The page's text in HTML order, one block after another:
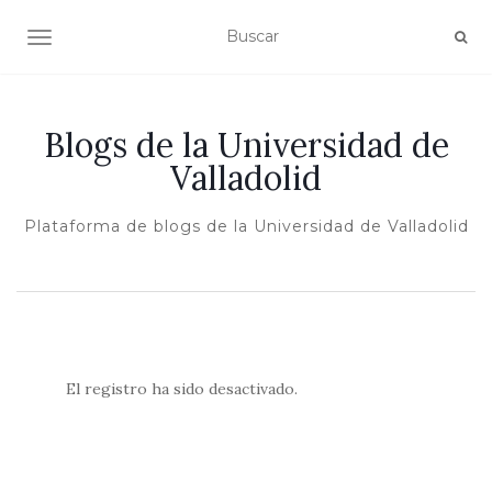
ALTERNAR NAVEGACIÓN
Blogs de la Universidad de
Valladolid
Plataforma de blogs de la Universidad de Valladolid
El registro ha sido desactivado.